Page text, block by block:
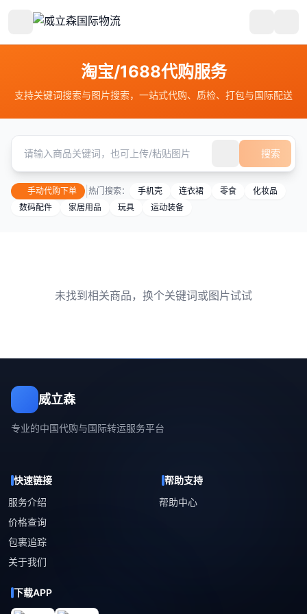
淘宝/1688代购服务
支持关键词搜索与图片搜索，一站式代购、质检、打包与国际配送
搜索
手动代购下单 热门搜索： 手机壳 连衣裙 零食
化妆品
数码配件
家居用品 玩具 运动装备
未找到相关商品，换个关键词或图片试试
威立森
专业的中国代购与国际转运服务平台
快速链接
服务介绍
价格查询
包裹追踪
关于我们
帮助支持
帮助中心
下载APP